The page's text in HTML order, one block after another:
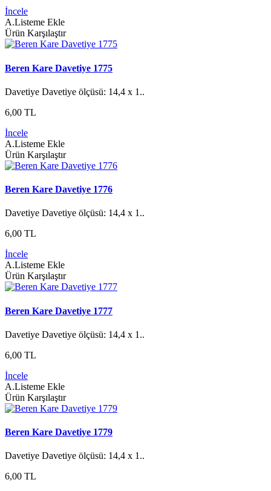
İncele
A.Listeme Ekle
Ürün Karşılaştır
Beren Kare Davetiye 1775
Davetiye Davetiye ölçüsü: 14,4 x 1..
6,00 TL
İncele
A.Listeme Ekle
Ürün Karşılaştır
Beren Kare Davetiye 1776
Davetiye Davetiye ölçüsü: 14,4 x 1..
6,00 TL
İncele
A.Listeme Ekle
Ürün Karşılaştır
Beren Kare Davetiye 1777
Davetiye Davetiye ölçüsü: 14,4 x 1..
6,00 TL
İncele
A.Listeme Ekle
Ürün Karşılaştır
Beren Kare Davetiye 1779
Davetiye Davetiye ölçüsü: 14,4 x 1..
6,00 TL